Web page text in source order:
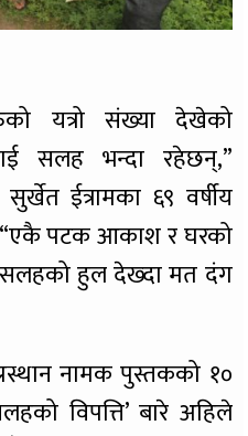
यत्रो संख्या देखेको
सलह भन्दा रहेछन्,”
ईत्रामका ६९ वर्षीय
पटक आकाश र घरको
सलहको हुल देख्दा मत दंग
नामक पुस्तकको १०
विपत्ति’ बारे अहिले